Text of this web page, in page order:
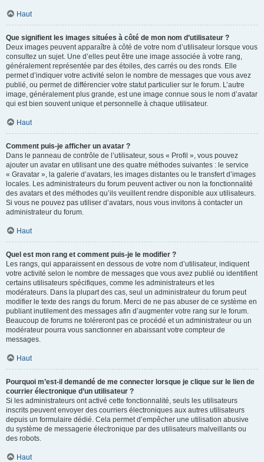
Haut
Que signifient les images situées à côté de mon nom d’utilisateur ?
Deux images peuvent apparaître à côté de votre nom d’utilisateur lorsque vous
consultez un sujet. Une d’elles peut être une image associée à votre rang,
généralement représentée par des étoiles, des carrés ou des ronds. Elle
permet d’indiquer votre activité selon le nombre de messages que vous avez
publié, ou permet de différencier votre statut particulier sur le forum. L’autre
image, généralement plus grande, est une image connue sous le nom d’avatar
qui est bien souvent unique et personnelle à chaque utilisateur.
Haut
Comment puis-je afficher un avatar ?
Dans le panneau de contrôle de l’utilisateur, sous « Profil », vous pouvez
ajouter un avatar en utilisant une des quatre méthodes suivantes : le service
« Gravatar », la galerie d’avatars, les images distantes ou le transfert d’images
locales. Les administrateurs du forum peuvent activer ou non la fonctionnalité
des avatars et des méthodes qu’ils veuillent rendre disponible aux utilisateurs.
Si vous ne pouvez pas utiliser d’avatars, nous vous invitons à contacter un
administrateur du forum.
Haut
Quel est mon rang et comment puis-je le modifier ?
Les rangs, qui apparaissent en dessous de votre nom d’utilisateur, indiquent
votre activité selon le nombre de messages que vous avez publié ou identifient
certains utilisateurs spécifiques, comme les administrateurs et les
modérateurs. Dans la plupart des cas, seul un administrateur du forum peut
modifier le texte des rangs du forum. Merci de ne pas abuser de ce système en
publiant inutilement des messages afin d’augmenter votre rang sur le forum.
Beaucoup de forums ne toléreront pas ce procédé et un administrateur ou un
modérateur pourra vous sanctionner en abaissant votre compteur de
messages.
Haut
Pourquoi m’est-il demandé de me connecter lorsque je clique sur le lien de
courrier électronique d’un utilisateur ?
Si les administrateurs ont activé cette fonctionnalité, seuls les utilisateurs
inscrits peuvent envoyer des courriers électroniques aux autres utilisateurs
depuis un formulaire dédié. Cela permet d’empêcher une utilisation abusive
du système de messagerie électronique par des utilisateurs malveillants ou
des robots.
Haut